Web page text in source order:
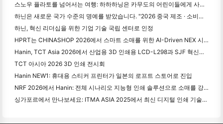
스노우 플라토를 넘어서는 여행: 하하하닝은 카무도의 어린이들에게 사진 교육 프로그램을 제공합니다.
하닌은 새로운 국가 수준의 명예를 받았습니다. "2026 중국 제조 · 소비자의 신뢰할 수 있는 브랜드"로 선정되었습니다.
하닌, 혁신 리더십을 위한 기업 기술 국립 센터로 인정
HPRT는 CHINASHOP 2026에서 스마트 소매를 위한 AI-Driven NEX 시리즈를 전시
Hanin, TCT Asia 2026에서 산업용 3D 인쇄용 LCD-L298과 SJF 혁신을 발표
TCT 아시아 2026 3D 인쇄 전시회
Hanin NEW1: 휴대용 스티커 프린터가 일본의 로프트 스토어로 진입
NRF 2026에서 Hanin: 전체 시나리오 지능형 인쇄 솔루션으로 소매를 강화
싱가포르에서 만나보세요: ITMA ASIA 2025에서 최신 디지털 인쇄 기술을 목격하기 위해 하닝과 함께 참석하십시오.